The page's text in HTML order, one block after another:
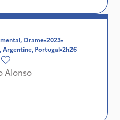
Drame•2023•
Argentine, Portugal•2h26
Alonso